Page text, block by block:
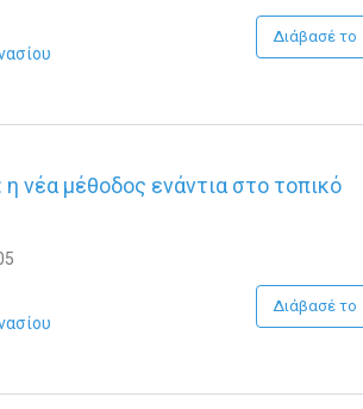
Διάβασέ το
νέα μέθοδος ενάντια στο τοπικό
Διάβασέ το